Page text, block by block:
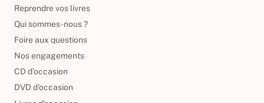
Reprendre vos livres
Qui sommes-nous ?
Foire aux questions
Nos engagements
CD d'occasion
DVD d'occasion